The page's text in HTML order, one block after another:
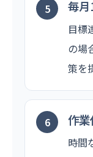
毎
目標
の場
策を
作業
時間